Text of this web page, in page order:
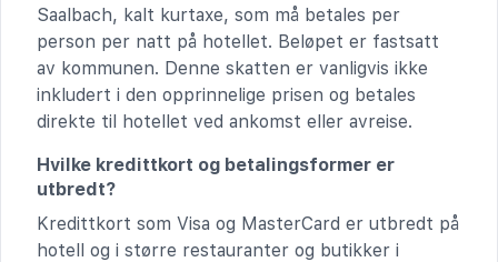
Saalbach, kalt kurtaxe, som må betales per
person per natt på hotellet. Beløpet er fastsatt
av kommunen. Denne skatten er vanligvis ikke
inkludert i den opprinnelige prisen og betales
direkte til hotellet ved ankomst eller avreise.
Hvilke kredittkort og betalingsformer er
utbredt?
Kredittkort som Visa og MasterCard er utbredt på
hotell og i større restauranter og butikker i